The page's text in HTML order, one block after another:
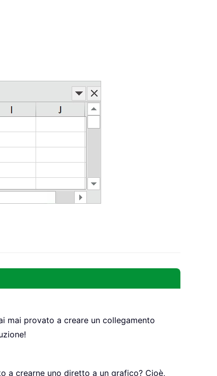
mai provato a creare un collegamento
a crearne uno diretto a un grafico? Cioè,